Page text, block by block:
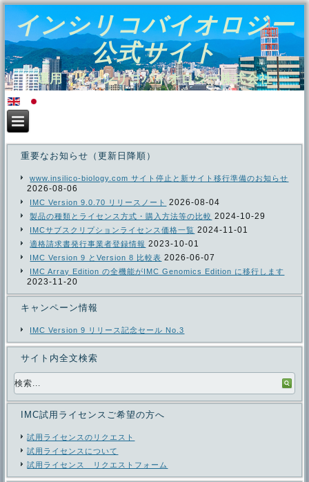
インシリコバイオロジー
公式サイト
運用：インシリコバイオロジー株式会社
重要なお知らせ（更新日降順）
www.insilico-biology.com サイト停止と新サイト移行準備のお知らせ
2026-08-06
IMC Version 9.0.70 リリースノート 2026-08-04
製品の種類とライセンス方式・購入方法等の比較 2024-10-29
IMCサブスクリプションライセンス価格一覧 2024-11-01
適格請求書発行事業者登録情報 2023-10-01
IMC Version 9 とVersion 8 比較表 2026-06-07
IMC Array Edition の全機能がIMC Genomics Edition に移行します
2023-11-20
キャンペーン情報
IMC Version 9 リリース記念セール No.3
サイト内全文検索
IMC試用ライセンスご希望の方へ
試用ライセンスのリクエスト
試用ライセンスについて
試用ライセンス リクエストフォーム